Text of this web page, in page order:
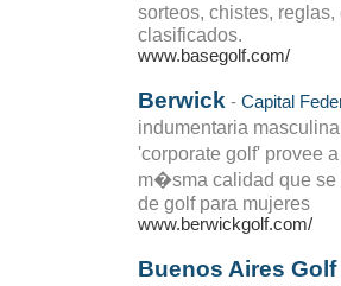
sorteos, chistes,
clasificados.
www.basegolf.com/
Berwick - Capital
indumentaria
'corporate golf' provee
m�sma calidad que
de golf para mujeres
www.berwickgolf.com/
Buenos Aires Golf